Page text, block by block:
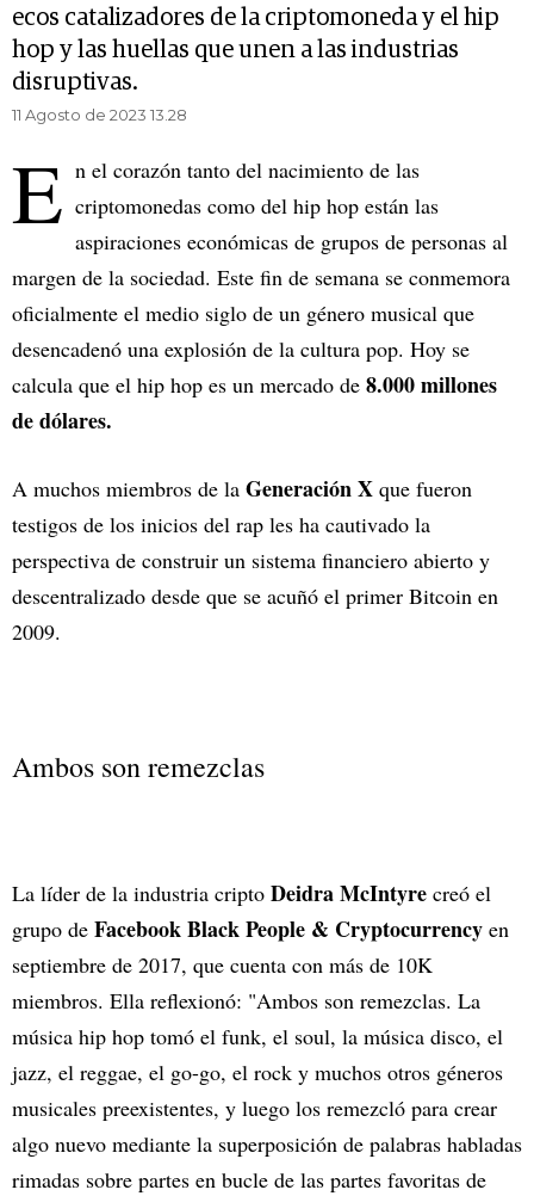
ecos catalizadores de la criptomoneda y el hip
hop y las huellas que unen a las industrias
disruptivas.
11 Agosto de 2023 13.28
E n el corazón tanto del nacimiento de las
criptomonedas como del hip hop están las
aspiraciones económicas de grupos de personas al
margen de la sociedad. Este fin de semana se conmemora
oficialmente el medio siglo de un género musical que
desencadenó una explosión de la cultura pop. Hoy se
calcula que el hip hop es un mercado de 8.000 millones
de dólares.
A muchos miembros de la Generación X que fueron
testigos de los inicios del rap les ha cautivado la
perspectiva de construir un sistema financiero abierto y
descentralizado desde que se acuñó el primer Bitcoin en
2009.
Ambos son remezclas
La líder de la industria cripto Deidra McIntyre creó el
grupo de Facebook Black People & Cryptocurrency en
septiembre de 2017, que cuenta con más de 10K
miembros. Ella reflexionó: "Ambos son remezclas. La
música hip hop tomó el funk, el soul, la música disco, el
jazz, el reggae, el go-go, el rock y muchos otros géneros
musicales preexistentes, y luego los remezcló para crear
algo nuevo mediante la superposición de palabras habladas
rimadas sobre partes en bucle de las partes favoritas de